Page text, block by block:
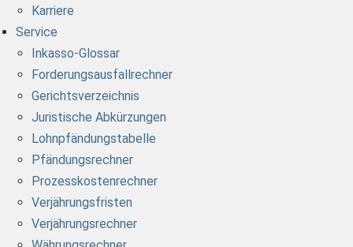
Karriere
Service
Inkasso-Glossar
Forderungsausfallrechner
Gerichtsverzeichnis
Juristische Abkürzungen
Lohnpfändungstabelle
Pfändungsrechner
Prozesskostenrechner
Verjährungsfristen
Verjährungsrechner